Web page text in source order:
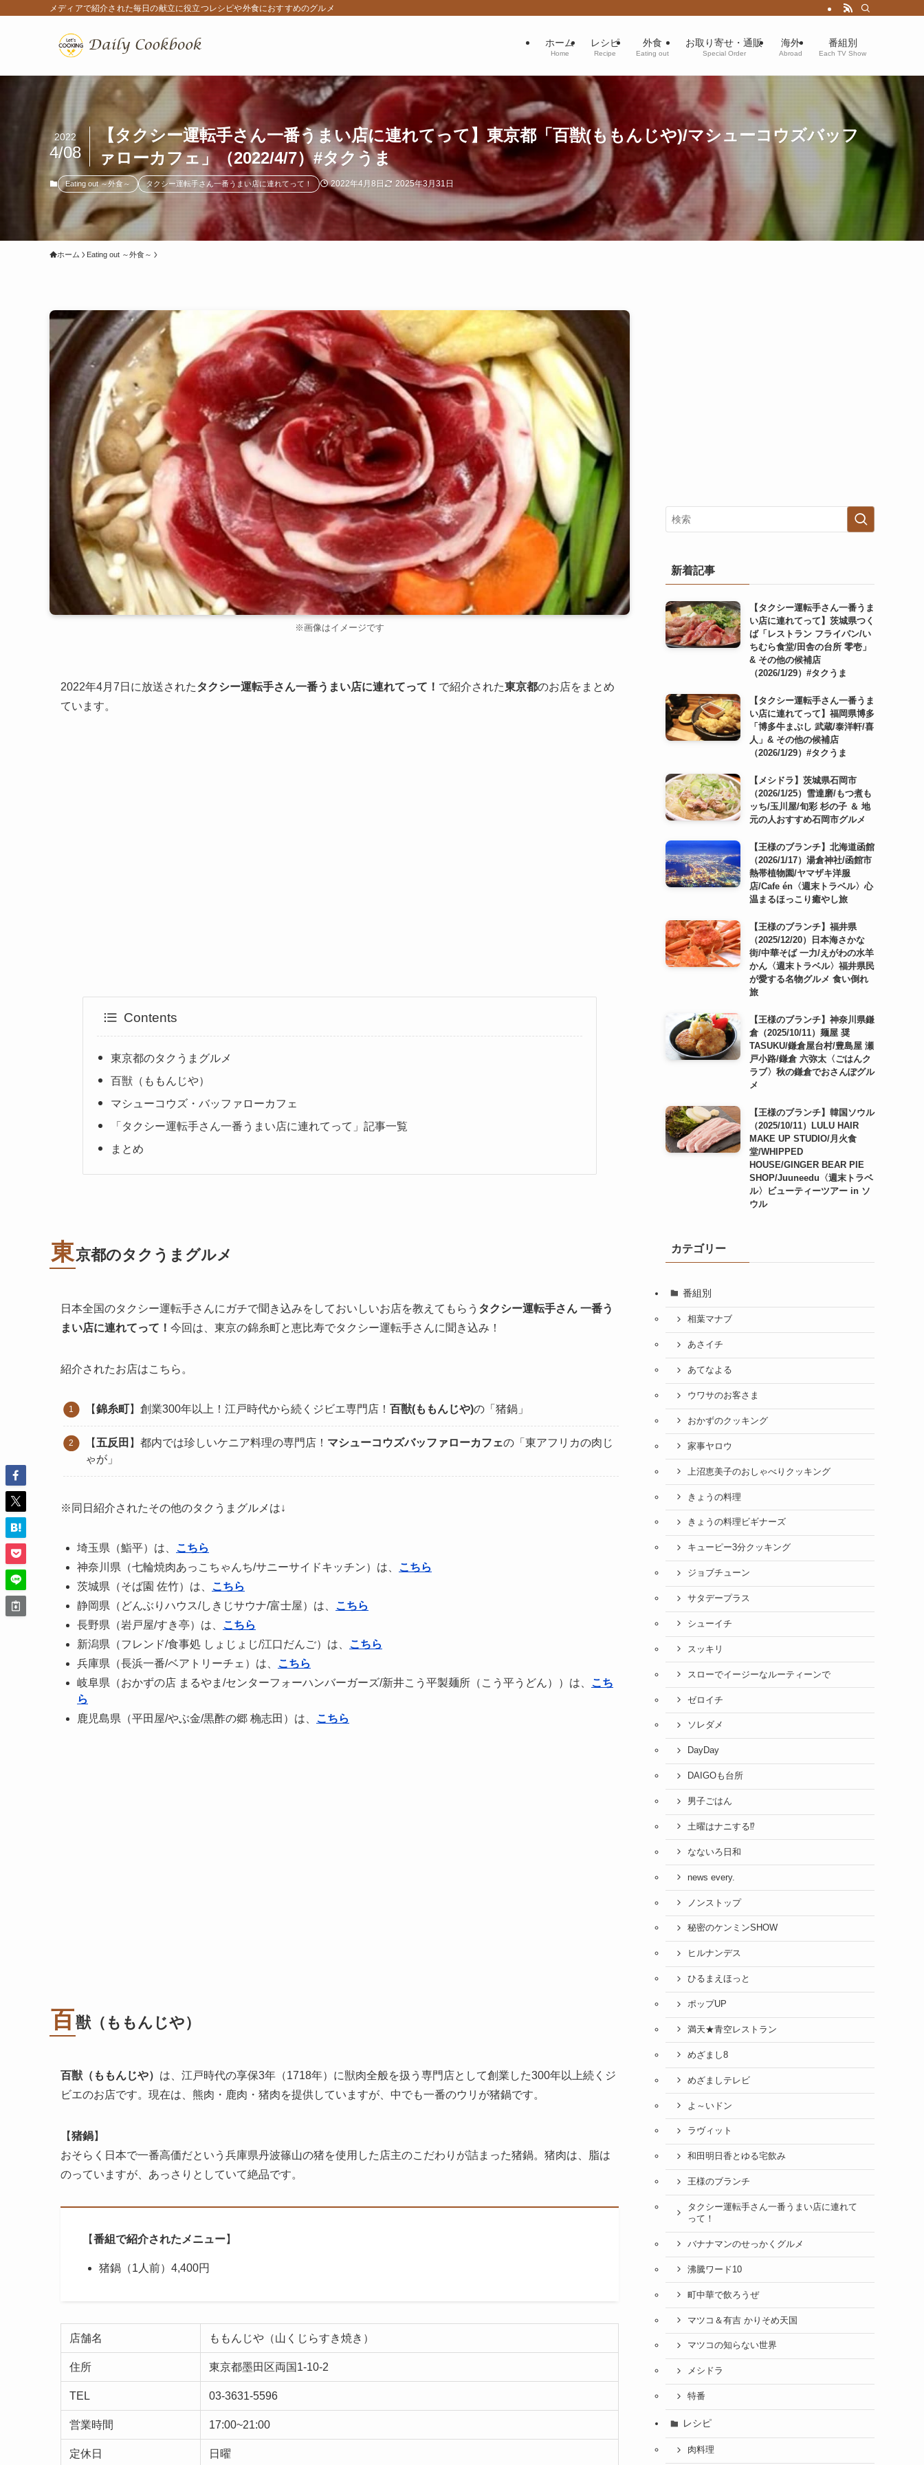
メディアで紹介された毎日の献立に役立つレシピや外食におすすめのグルメ
ホーム
Home
レシピ
Recipe
外食
Eating out
お取り寄せ・通販
Special Order
海外
Abroad
番組別
Each TV Show
【タクシー運転手さん一番うまい店に連れてって】東京都「百獣(ももんじや)/マシューコウズバッフ
ァローカフェ」（2022/4/7）#タクうま
2022
4/08
Eating out ～外食～ タクシー運転手さん一番うまい店に連れてって！ 2022年4月8日 2025年3月31日
ホーム Eating out ～外食～
※画像はイメージです
2022年4月7日に放送されたタクシー運転手さん一番うまい店に連れてって！ で紹介された東京都のお店をまとめ
ています。
Contents
東京都のタクうまグルメ
百獣（ももんじや）
マシューコウズ・バッファローカフェ
「タクシー運転手さん一番うまい店に連れてって」記事一覧
まとめ
東京都のタクうまグルメ
日本全国のタクシー運転手さんにガチで聞き込みをしておいしいお店を教えてもらう タクシー運転手さん 一番う
まい店に連れてって！ 今回は、東京の錦糸町と恵比寿でタクシー運転手さんに聞き込み！
紹介されたお店はこちら。
【錦糸町】創業300年以上！江戸時代から続くジビエ専門店！ 百獣(ももんじや)の「猪鍋」
【 五反田 】都内では珍しいケニア料理の専門店！ マシューコウズバッファローカフェの「東アフリカの肉じ
ゃが」
※同日紹介されたその他のタクうまグルメは↓
埼玉県（鮨平）は、 こちら
神奈川県（七輪焼肉あっこちゃんち/サニーサイドキッチン）は、 こちら
茨城県（そば園 佐竹）は、 こちら
静岡県（どんぶりハウス/しきじサウナ/富士屋）は、 こちら
長野県（岩戸屋/すき亭）は、 こちら
新潟県（フレンド/食事処 しょじょじ/江口だんご）は、 こちら
兵庫県（長浜一番/ベアトリーチェ）は、 こちら
岐阜県（おかずの店 まるやま/センターフォーハンバーガーズ/新井こう平製麺所（こう平うどん））は、 こち
ら
鹿児島県（平田屋/やぶ金/黒酢の郷 桷志田）は、 こちら
百獣 （ももんじや）
百獣 （ももんじや） は、江戸時代の享保3年（1718年）に獣肉全般を扱う専門店として創業した300年以上続くジ
ビエのお店です。現在は、熊肉・鹿肉・猪肉を提供していますが、中でも一番のウリが猪鍋です。
【猪鍋】
おそらく日本で一番高価だという兵庫県丹波篠山の猪を使用した店主のこだわりが詰まった猪鍋。猪肉は、脂は
のっていますが、あっさりとしていて絶品です。
【番組で紹介されたメニュー】
猪鍋（1人前）4,400円
店舗名 ももんじや（山くじらすき焼き）
住所 東京都墨田区両国1-10-2
TEL 03-3631-5596
営業時間 17:00~21:00
定休日 日曜
新着記事
【タクシー運転手さん一番うま
い店に連れてって】茨城県つく
ば「レストラン フライパン/い
ちむら食堂/田舎の台所 零壱」
& その他の候補店
（2026/1/29）#タクうま
【タクシー運転手さん一番うま
い店に連れてって】福岡県博多
「博多牛まぶし 武蔵/泰洋軒/喜
人」& その他の候補店
（2026/1/29）#タクうま
【メシドラ】茨城県石岡市
（2026/1/25）雪達磨/もつ煮も
ッち/玉川屋/旬彩 杉の子 ＆ 地
元の人おすすめ石岡市グルメ
【王様のブランチ】北海道函館
（2026/1/17）湯倉神社/函館市
熱帯植物園/ヤマザキ洋服
店/Cafe én〈週末トラベル〉心
温まるほっこり癒やし旅
【王様のブランチ】福井県
（2025/12/20）日本海さかな
街/中華そば 一力/えがわの水羊
かん〈週末トラベル〉福井県民
が愛する名物グルメ 食い倒れ
旅
【王様のブランチ】神奈川県鎌
倉（2025/10/11）麺屋 奨
TASUKU/鎌倉屋台村/豊島屋 瀬
戸小路/鎌倉 六弥太〈ごはんク
ラブ〉秋の鎌倉でおさんぽグル
メ
【王様のブランチ】韓国ソウル
（2025/10/11）LULU HAIR
MAKE UP STUDIO/月火食
堂/WHIPPED
HOUSE/GINGER BEAR PIE
SHOP/Juuneedu〈週末トラベ
ル〉ビューティーツアー in ソ
ウル
カテゴリー
番組別
相葉マナブ
あさイチ
あてなよる
ウワサのお客さま
おかずのクッキング
家事ヤロウ
上沼恵美子のおしゃべりクッキング
きょうの料理
きょうの料理ビギナーズ
キューピー3分クッキング
ジョブチューン
サタデープラス
シューイチ
スッキリ
スローでイージーなルーティーンで
ゼロイチ
ソレダメ
DayDay
DAIGOも台所
男子ごはん
土曜はナニする⁉
なないろ日和
news every.
ノンストップ
秘密のケンミンSHOW
ヒルナンデス
ひるまえほっと
ポップUP
満天★青空レストラン
めざまし8
めざましテレビ
よ～いドン
ラヴィット
和田明日香とゆる宅飲み
王様のブランチ
タクシー運転手さん一番うまい店に連れて
って！
バナナマンのせっかくグルメ
沸騰ワード10
町中華で飲ろうぜ
マツコ＆有吉 かりそめ天国
マツコの知らない世界
メシドラ
特番
レシピ
肉料理